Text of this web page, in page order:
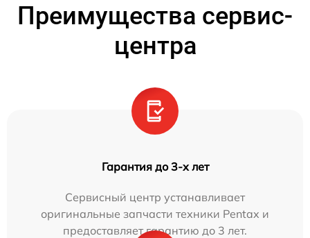
Преимущества сервис-
центра
Гарантия до 3-х лет
Сервисный центр устанавливает
оригинальные запчасти техники Pentax и
предоставляет гарантию до 3 лет.